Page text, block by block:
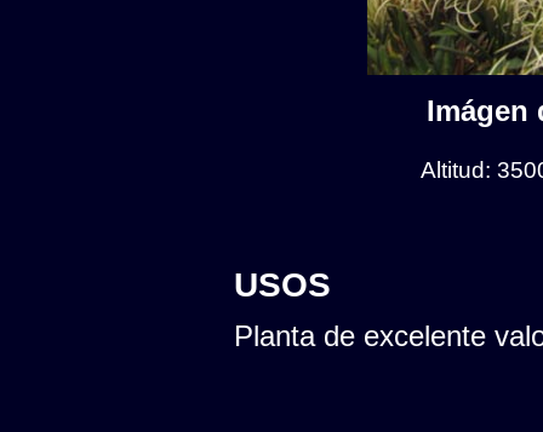
Imágen
Altitud:
USOS
Planta de excelente